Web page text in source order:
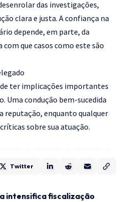
das investigações,
clara e justa. A confiança na
depende, em parte, da
que casos como este são
ter implicações importantes
Uma condução bem-sucedida
reputação, enquanto qualquer
sobre sua atuação.
Twitter
intensifica fiscalização